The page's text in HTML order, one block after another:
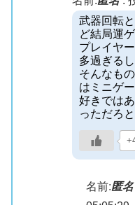
武器回転
ど結局運
プレイヤ
多過ぎる
そんなも
はミニゲ
好きでは
っただろ
名前:匿名